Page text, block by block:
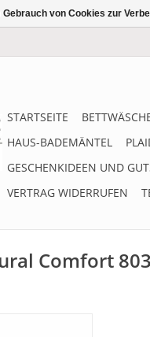
STARTSEITE
HAUS-BADEMÄNTEL
GESCHENKIDEEN UND
VERTRAG WIDERRUFEN
Comfort
von Cookies zur